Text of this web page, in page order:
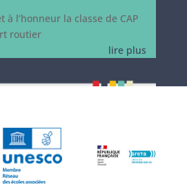
à l’honneur la classe de CAP
routier
lire plus